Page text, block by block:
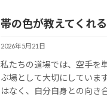
帯の色が教えてくれ
2026年5月21日
私たちの道場では、空手を
ぶ場として大切にしていま
はなく、自分自身との向き